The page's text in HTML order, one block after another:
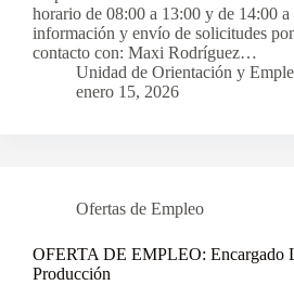
horario de 08:00 a 13:00 y de 14:00 a
información y envío de solicitudes
contacto con: Maxi Rodríguez…
Unidad de Orientación y
enero 15, 2026
Ofertas de Empleo
OFERTA DE EMPLEO: Encargado
Producción